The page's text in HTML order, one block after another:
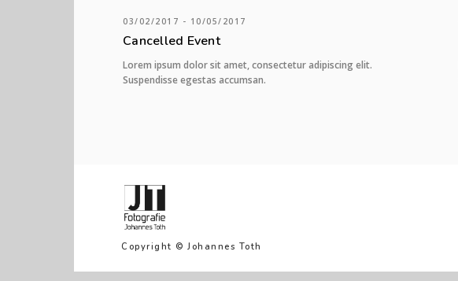
03/02/2017 - 10/05/2017
Cancelled Event
Lorem ipsum dolor sit amet, consectetur adipiscing elit.
Suspendisse egestas accumsan.
Copyright © Johannes Toth